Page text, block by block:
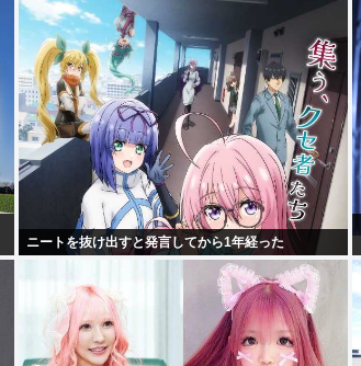
ニートを抜け出すと発言してから1年経った